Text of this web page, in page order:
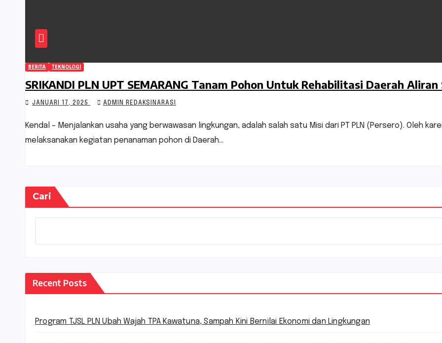
BERITA TEKNOLOGI
SRIKANDI PLN UPT SEMARANG Tanam Pohon Untuk Rehabilitasi Daerah
JANUARI 17, 2025 ADMIN REDAKSINARASI
Kendal – Menjalankan usaha yang berwawasan lingkungan, adalah salah satu Misi dari PT PLN (Persero). Oleh
melaksanakan kegiatan penanaman pohon di Daerah…
Cari
Recent Posts
Program TJSL PLN Ubah Wajah TPA Kawatuna, Sampah Kini Bernilai Ekonomi dan Lingkungan